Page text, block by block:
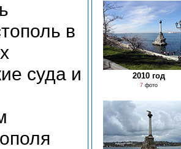
в
суда и
2010 год
7 фото